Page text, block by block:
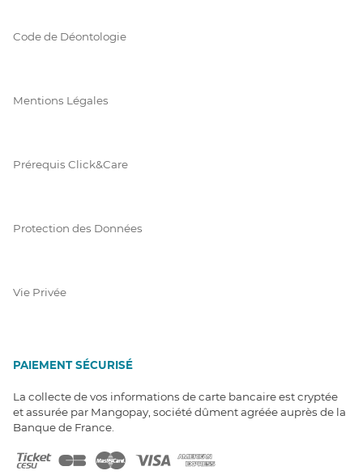
Code de Déontologie
Mentions Légales
Prérequis Click&Care
Protection des Données
Vie Privée
PAIEMENT SÉCURISÉ
La collecte de vos informations de carte bancaire est cryptée
et assurée par Mangopay, société dûment agréée auprès de la
Banque de France.